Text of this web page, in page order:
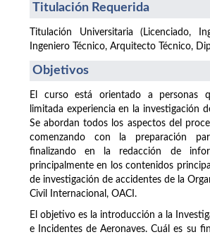
Titulación Requerida
Titulación Universitaria (Licenciado,
Ingeniero Técnico, Arquitecto Técnico,
Objetivos
El curso está orientado a personas
limitada experiencia en la investigación
Se abordan todos los aspectos del
comenzando con la preparación
finalizando en la redacción de
principalmente en los contenidos
de investigación de accidentes de la
Civil Internacional, OACI.
El objetivo es la introducción a la
e Incidentes de Aeronaves. Cuál es su